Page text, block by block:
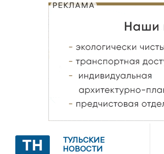
РЕКЛАМА
ТУЛЬСКИЕ
НОВОСТИ